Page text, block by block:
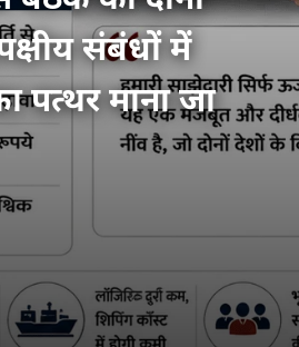
संबंधों में
पत्थर माना जा